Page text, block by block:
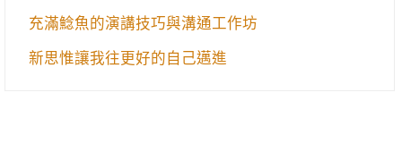
充滿鯰魚的演講技巧與溝通工作坊
新思惟讓我往更好的自己邁進